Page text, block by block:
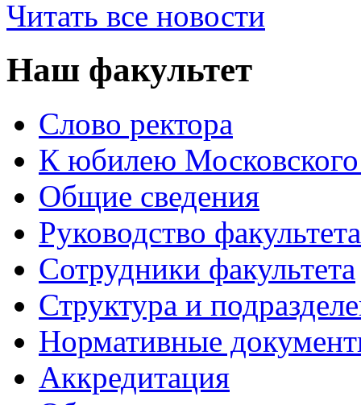
Читать все новости
Наш факультет
Слово ректора
К юбилею Московского
Общие сведения
Руководство факультета
Сотрудники факультета
Структура и
Нормативные
Аккредитация